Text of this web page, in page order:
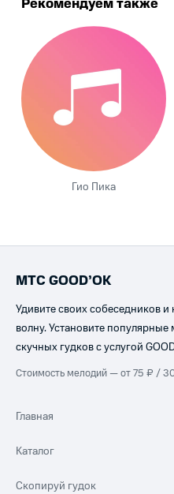
Рекомендуем также
Гио Пика
МТС GOOD’OK
Удивите своих собеседников
волну. Установите
скучных гудков с услугой
Стоимость мелодий — от 75 ₽ /
Главная
Каталог
Скопируй гудок